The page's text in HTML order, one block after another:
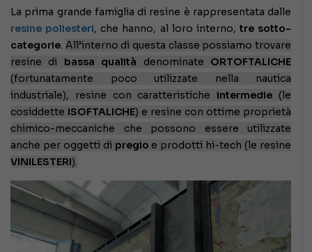
La prima grande famiglia di resine è rappresentata dalle
resine poliesteri, che hanno, al loro interno, tre sotto-
categorie. All’interno di questa classe possiamo trovare
resine di bassa qualità denominate ORTOFTALICHE
(fortunatamente poco utilizzate nella nautica
industriale), resine con caratteristicheintermedie (le
cosiddette ISOFTALICHE) e resine con ottime proprietà
chimico-meccaniche che possono essere utilizzate
anche per oggetti di pregio e prodotti hi-tech (le resine
VINILESTERI).